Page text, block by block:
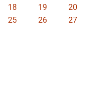
18 19
20
25 26
27